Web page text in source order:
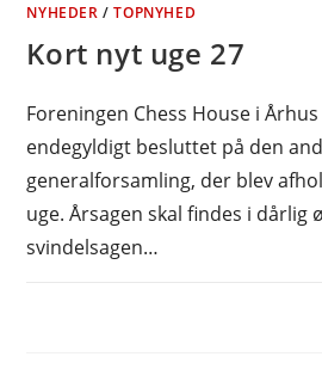
NYHEDER /TOPNYHED
Kort nyt uge 27
Foreningen Chess House i
endegyldigt besluttet på den
generalforsamling, der blev
uge. Årsagen skal findes i dårlig
svindelsagen…